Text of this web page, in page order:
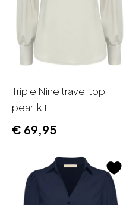
Triple Nine travel top
pearl kit
€ 69,95